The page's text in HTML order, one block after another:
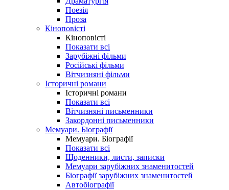
Поезія
Проза
Кіноповісті
Кіноповісті
Показати всі
Зарубіжні фільми
Російські фільми
Вітчизняні фільми
Історичні романи
Історичні романи
Показати всі
Вітчизняні письменники
Закордонні письменники
Мемуари. Біографії
Мемуари. Біографії
Показати всі
Щоденники, листи, записки
Мемуари зарубіжних знаменитостей
Біографії зарубіжних знаменитостей
Автобіографії